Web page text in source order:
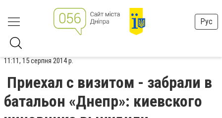
Рус
11:11, 15 серпня 2014 р.
Приехал с визитом - забрали в
батальон «Днепр»: киевского